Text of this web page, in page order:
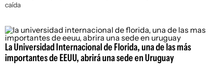
caída
La Universidad Internacional de Florida, una de las más
importantes de EEUU, abrirá una sede en Uruguay